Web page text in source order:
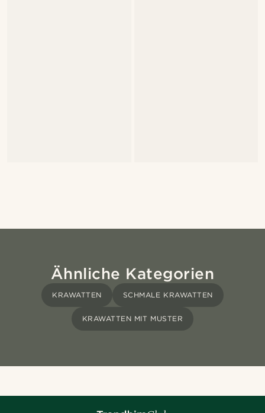
Ähnliche Kategorien
KRAWATTEN SCHMALE KRAWATTEN
KRAWATTEN MIT MUSTER